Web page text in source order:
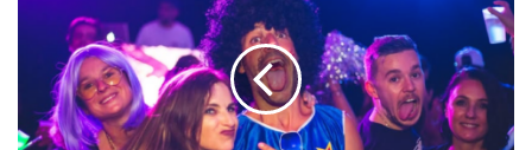
débarque
Bordeaux
prépare-